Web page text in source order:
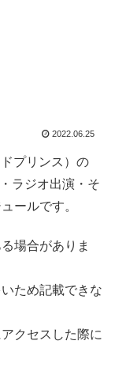
2022.06.25
プリンス）の
ラジオ出演・そ
ールです。
場合がありま
ため記載できな
クセスした際に